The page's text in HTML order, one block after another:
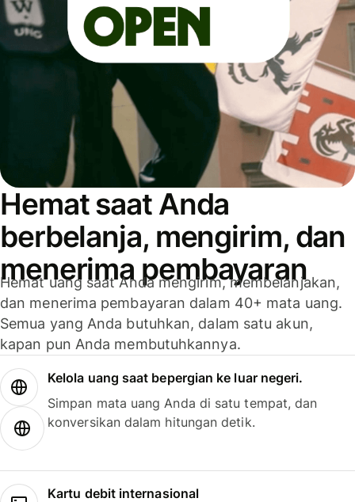
Hemat saat Anda
berbelanja, mengirim, dan
menerima pembayaran
Hemat uang saat Anda mengirim, membelanjakan,
dan menerima pembayaran dalam 40+ mata uang.
Semua yang Anda butuhkan, dalam satu akun,
kapan pun Anda membutuhkannya.
Kelola uang saat bepergian ke luar negeri.
Simpan mata uang Anda di satu tempat, dan
konversikan dalam hitungan detik.
Kartu debit internasional